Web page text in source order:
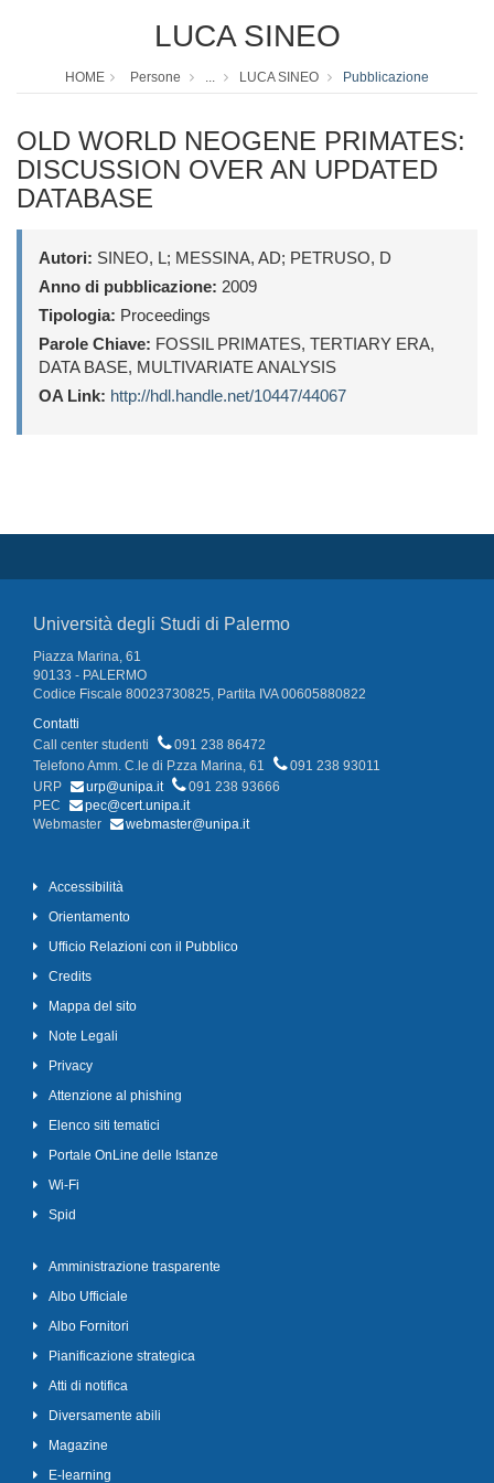
LUCA SINEO
HOME Persone ... LUCA SINEO Pubblicazione
OLD WORLD NEOGENE PRIMATES:
DISCUSSION OVER AN UPDATED
DATABASE
Autori: SINEO, L; MESSINA, AD; PETRUSO, D
Anno di pubblicazione: 2009
Tipologia: Proceedings
Parole Chiave: FOSSIL PRIMATES, TERTIARY ERA,
DATA BASE, MULTIVARIATE ANALYSIS
OA Link: http://hdl.handle.net/10447/44067
Università degli Studi di Palermo
Piazza Marina, 61
90133 - PALERMO
Codice Fiscale 80023730825, Partita IVA 00605880822
Contatti
Call center studenti
091 238 86472
Telefono Amm. C.le di P.zza Marina, 61
091 238 93011
URP
urp@unipa.it
091 238 93666
PEC
pec@cert.unipa.it
Webmaster
webmaster@unipa.it
Accessibilità
Orientamento
Ufficio Relazioni con il Pubblico
Credits
Mappa del sito
Note Legali
Privacy
Attenzione al phishing
Elenco siti tematici
Portale OnLine delle Istanze
Wi-Fi
Spid
Amministrazione trasparente
Albo Ufficiale
Albo Fornitori
Pianificazione strategica
Atti di notifica
Diversamente abili
Magazine
E-learning